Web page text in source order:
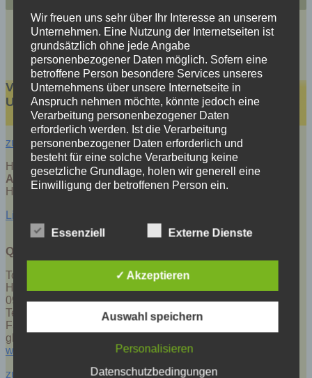
Veranstaltungen Verwaltungsgemeinschaft und
Umgebung (August)
zurück
Hier der aktuelle Veranstaltungskalender im Zeitraum
August 2026für die Verwaltungsgemeinschaft Seiffen-
Heidersdorf-Deutschneudorf und Umgebung.
Link zur PDF-Datei als Download
Quelle:
Touristinformation
Hauptstr. 73
09548 Kurort Seiffen
Tel.: 037362/8438
Fax: 037362/76715
glaesser@touristinfo-seiffen.de
www.seiffen.de
zurück
Wir freuen uns sehr über Ihr Interesse an unserem
Unternehmen. Eine Nutzung der Internetseiten ist
grundsätzlich ohne jede Angabe
personenbezogener Daten möglich. Sofern eine
betroffene Person besondere Services unseres
Unternehmens über unsere Internetseite in
Anspruch nehmen möchte, könnte jedoch eine
Verarbeitung personenbezogener Daten
erforderlich werden. Ist die Verarbeitung
personenbezogener Daten erforderlich und
besteht für eine solche Verarbeitung keine
gesetzliche Grundlage, holen wir generell eine
Einwilligung der betroffenen Person ein.
beispielsweise des Namens, der Anschrift, E-Mail-
Adresse oder Telefonnummer einer betroffenen
Übereinstimmung mit den für uns geltenden
landesspezifischen Datenschutzbestimmungen.
Unternehmen die Öffentlichkeit über Art, Umfang
und Zweck der von uns erhobenen, genutzten und
verarbeiteten personenbezogenen Daten
informieren. Ferner werden betroffene Personen
Essenziell Externe Dienste
✓ Akzeptieren
Auswahl speichern
Personalisieren
Datenschutzbedingungen